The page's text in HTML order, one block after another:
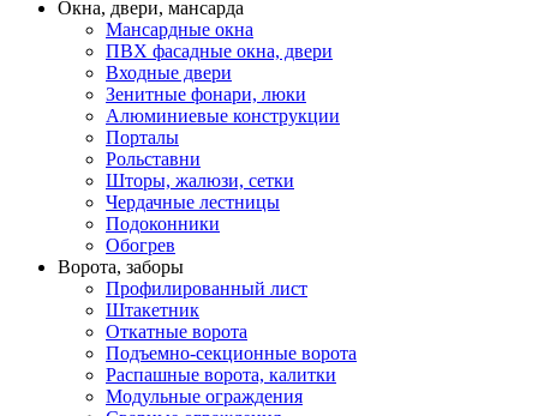
Окна, двери, мансарда
Мансардные окна
ПВХ фасадные окна, двери
Входные двери
Зенитные фонари, люки
Алюминиевые конструкции
Порталы
Рольставни
Шторы, жалюзи, сетки
Чердачные лестницы
Подоконники
Обогрев
Ворота, заборы
Профилированный лист
Штакетник
Откатные ворота
Подъемно-секционные ворота
Распашные ворота, калитки
Модульные ограждения